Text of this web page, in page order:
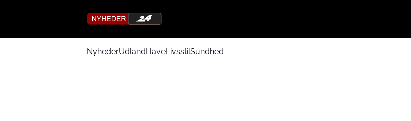
NyhederUdlandHaveLivsstilSundhed